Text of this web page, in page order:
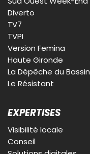
Diverto
TV7
TVPI
Version Femina
Haute Gironde
La Dépêche du Bassin
Le Résistant
EXPERTISES
Visibilité locale
Conseil